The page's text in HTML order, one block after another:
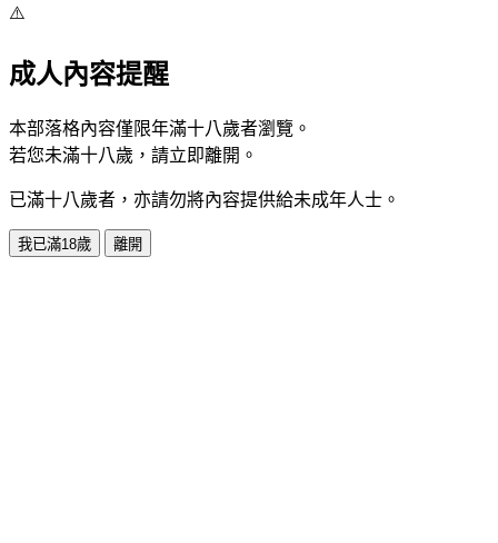
⚠️
成人內容提醒
本部落格內容僅限年滿十八歲者瀏覽。
若您未滿十八歲，請立即離開。
已滿十八歲者，亦請勿將內容提供給未成年人士。
我已滿18歲 離開